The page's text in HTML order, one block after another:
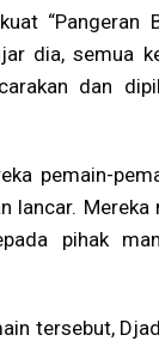
“Pangeran
dia, semua
dan
pemain-
lancar.
pihak
tersebut,